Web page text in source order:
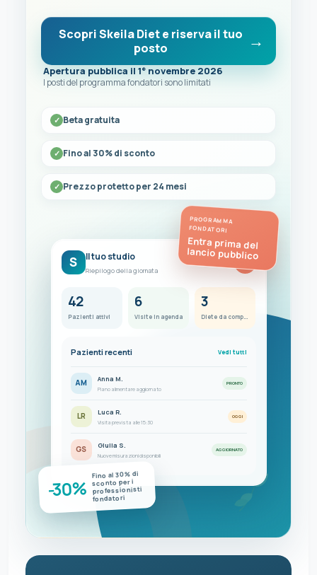
Scopri Skeila Diet e riserva il tuo
posto
Apertura pubblica il 1° novembre 2026
I posti del programma fondatori sono limitati
Beta gratuita
Fino al 30% di sconto
Prezzo protetto per 24 mesi
PROGRAMMA
FONDATORI
Entra prima del
lancio pubblico
S Il tuo studio
Riepilogo della giornata
FC
42
Pazienti attivi
6
Visite in agenda
3
Pazienti recenti Vedi tutti
AM Anna M.
Piano alimentare aggiornato
PRONTO
LR Luca R.
Visita prevista alle 15:30
OGGI
GS Giulia S.
Nuove misurazioni disponibili
AGGIORNATO
-30%
Fino al 30% di
sconto per i
professionisti
fondatori